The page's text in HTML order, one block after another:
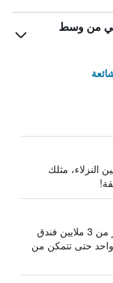
من وسط
النزلاء، مثلك
يبحث HotelsCombined في أكثر من 3 ملايين فندق
حتى تتمكن من